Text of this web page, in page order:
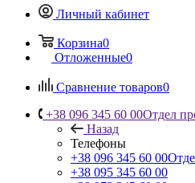
Личный кабинет
Корзина0
Отложенные0
Сравнение товаров0
+38 096 345 60 00Отдел
Назад
Телефоны
+38 096 345 60 00
+38 095 345 60 00